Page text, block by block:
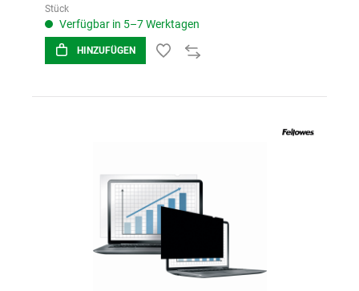
Stück
Verfügbar in 5–7 Werktagen
HINZUFÜGEN